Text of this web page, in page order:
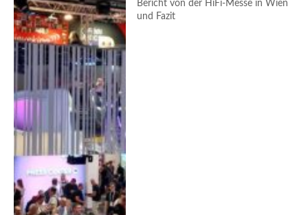
Bericht von der HiFi-Messe in Wien
und Fazit